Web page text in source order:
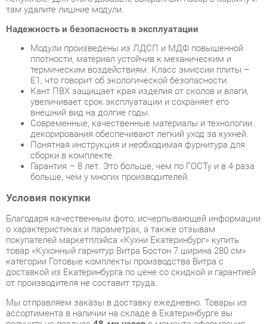
Модули произведены из ЛДСП и МДФ повышенной
плотности, материал устойчив к механическим и
термическим воздействиям. Класс эмиссии плиты –
Е1, что говорит об экологической безопасности.
Кант ПВХ защищает края изделия от сколов и влаги,
увеличивает срок эксплуатации и сохраняет его
внешний вид на долгие годы.
Современные, качественные материалы и технологии
декорирования обеспечивают легкий уход за кухней.
Понятная инструкция и необходимая фурнитура для
сборки в комплекте.
Гарантия – 8 лет. Это больше, чем по ГОСТу и в 4 раза
больше, чем у многих производителей.
Условия покупки
Благодаря качественным фото, исчерпывающей информации
о характеристиках и параметрах, а также отзывам
товар «Кухонный гарнитур Витра Бостон 7 ширина 280 см»
доставкой из Екатеринбурга по цене со скидкой и гарантией
от производителя не составит труда.
Мы отправляем заказы в доставку ежедневно. Товары из
ассортимента в наличии на складе в Екатеринбурге вы
получите не позднее48-ми часов с момента оформления
заказа. Дополнительно вы можете заказать подъём на этаж
и сборку мебельных изделий.
Срок доставки в другие регионы, и для товаров, находящихся
на складах производителей, рассчитывается индивидуально.